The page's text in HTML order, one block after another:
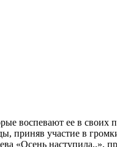
воспевают ее в своих
приняв участие в
«Осень наступила..»,